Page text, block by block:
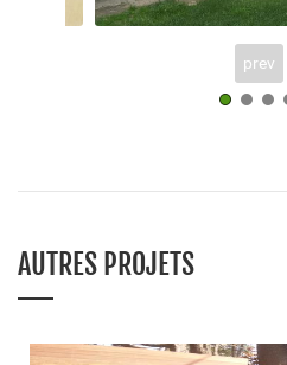
prev
AUTRES PROJETS